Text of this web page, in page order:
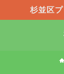
杉並区